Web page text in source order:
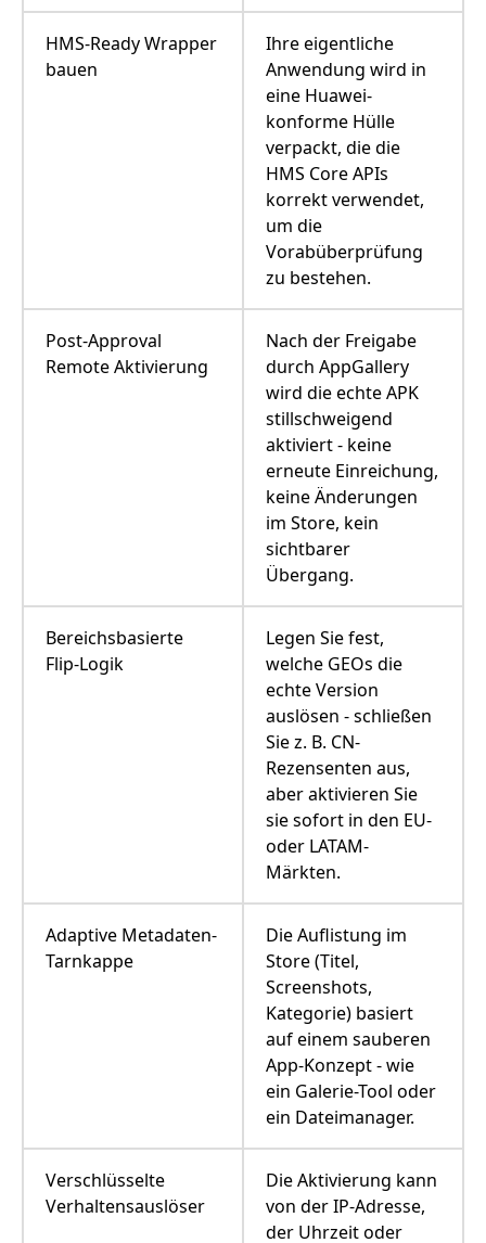
HMS-Ready Wrapper
bauen
Ihre eigentliche
Anwendung wird in
eine Huawei-
konforme Hülle
verpackt, die die
HMS Core APIs
korrekt verwendet,
um die
Vorabüberprüfung
zu bestehen.
Post-Approval
Remote Aktivierung
Nach der Freigabe
durch AppGallery
wird die echte APK
stillschweigend
aktiviert - keine
erneute Einreichung,
keine Änderungen
im Store, kein
sichtbarer
Übergang.
Bereichsbasierte
Flip-Logik
Legen Sie fest,
welche GEOs die
echte Version
auslösen - schließen
Sie z. B. CN-
Rezensenten aus,
aber aktivieren Sie
sie sofort in den EU-
oder LATAM-
Märkten.
Adaptive Metadaten-
Tarnkappe
Die Auflistung im
Store (Titel,
Screenshots,
Kategorie) basiert
auf einem sauberen
App-Konzept - wie
ein Galerie-Tool oder
ein Dateimanager.
Verschlüsselte
Verhaltensauslöser
Die Aktivierung kann
von der IP-Adresse,
der Uhrzeit oder